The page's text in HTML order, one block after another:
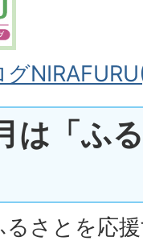
は「ふ
さとを応